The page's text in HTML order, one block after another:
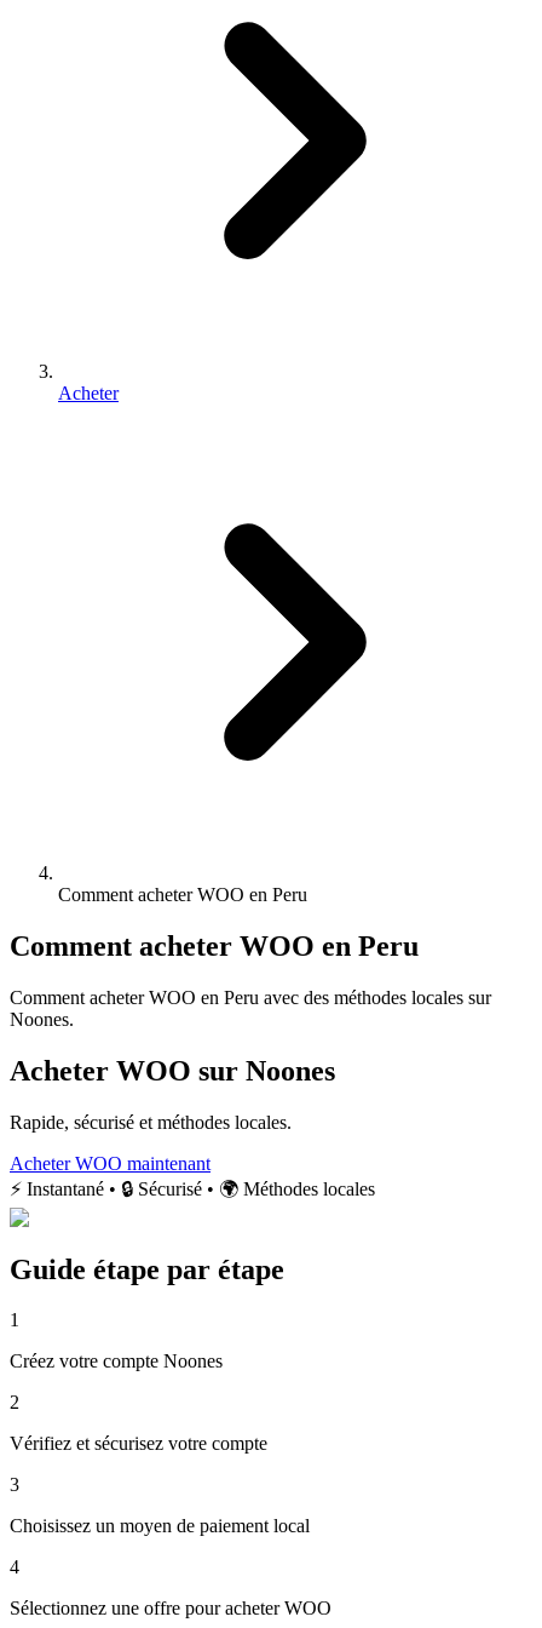
Acheter
Comment acheter WOO en Peru
Comment acheter WOO en Peru
Comment acheter WOO en Peru avec des méthodes locales sur
Noones.
Acheter WOO sur Noones
Rapide, sécurisé et méthodes locales.
Acheter WOO maintenant
⚡ Instantané • 🔒 Sécurisé • 🌍 Méthodes locales
Guide étape par étape
1
Créez votre compte Noones
2
Vérifiez et sécurisez votre compte
3
Choisissez un moyen de paiement local
4
Sélectionnez une offre pour acheter WOO